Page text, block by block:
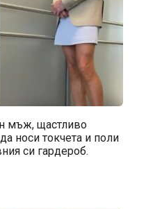
мъж, щастливо
носи токчета и поли
си гардероб.